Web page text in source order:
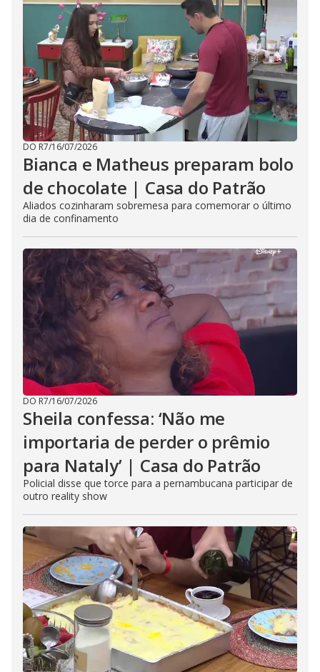
DO R7/16/07/2026
Bianca e Matheus preparam bolo
de chocolate | Casa do Patrão
Aliados cozinharam sobremesa para comemorar o último
dia de confinamento
DO R7/16/07/2026
Sheila confessa: ‘Não me
importaria de perder o prêmio
para Nataly’ | Casa do Patrão
Policial disse que torce para a pernambucana participar de
outro reality show